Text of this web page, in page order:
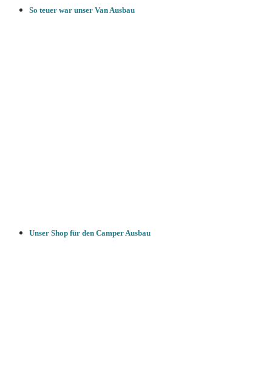
So teuer war unser Van Ausbau
Unser Shop für den Camper Ausbau